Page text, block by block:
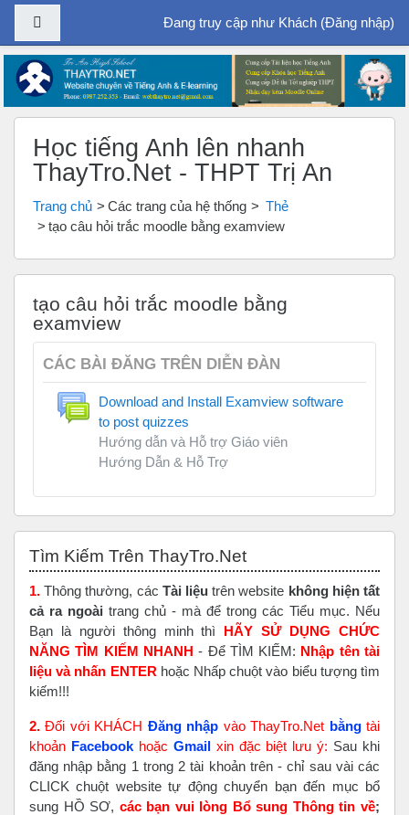
Chuyển tới nội dung chính
Bảng điều khiển cạnhĐang truy cập như Khách (Đăng nhập)
Học tiếng Anh lên nhanh
ThayTro.Net - THPT Trị An
Trang chủ Các trang của hệ thống
Thẻ
tạo câu hỏi trắc moodle bằng examview
tạo câu hỏi trắc moodle bằng
examview
CÁC BÀI ĐĂNG TRÊN DIỄN ĐÀN
Download and Install Examview software
to post quizzes
Hướng dẫn và Hỗ trợ Giáo viên
Hướng Dẫn & Hỗ Trợ
Tìm Kiếm Trên ThayTro.Net
1. Thông thường, các Tài liệu trên website không hiện tất
cả ra ngoài trang chủ - mà để trong các Tiểu mục. Nếu
Bạn là người thông minh thì HÃY SỬ DỤNG CHỨC
NĂNG TÌM KIẾM NHANH - Để TÌM KIẾM: Nhập tên tài
liệu và nhấn ENTER hoặc Nhấp chuột vào biểu tượng tìm
kiếm!!!
2. Đối với KHÁCH Đăng nhập vào ThayTro.Net bằngtài
khoản Facebook hoặc Gmailxin đặc biệt lưu ý: Sau khi
đăng nhập bằng 1 trong 2 tài khoản trên - chỉ sau vài các
CLICK chuột website tự động chuyển bạn đến mục bổ
sung HỒ SƠ, các bạn vui lòng Bổ sung Thông tin về;